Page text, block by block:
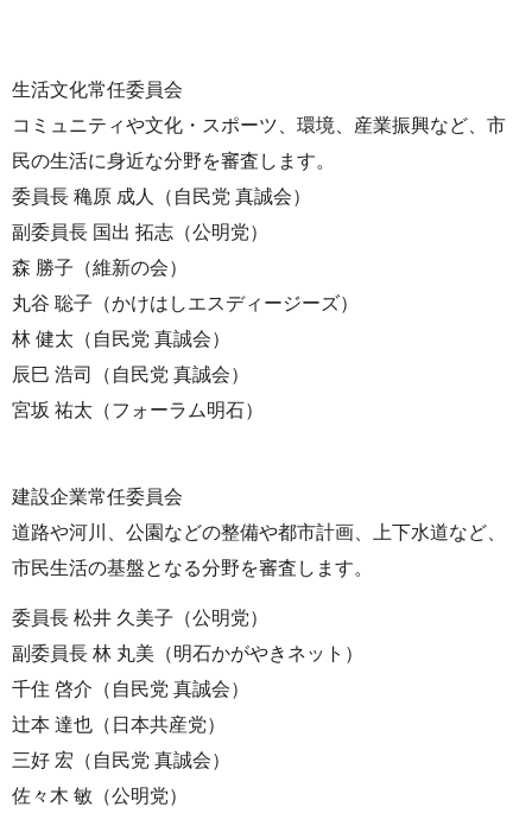
生活文化常任委員会
コミュニティや文化・スポーツ、環境、産業振興など、市
民の生活に身近な分野を審査します。
委員長 穐原 成人（自民党 真誠会）
副委員長 国出 拓志（公明党）
森 勝子（維新の会）
丸谷 聡子（かけはしエスディージーズ）
林 健太（自民党 真誠会）
辰巳 浩司（自民党 真誠会）
宮坂 祐太（フォーラム明石）
建設企業常任委員会
道路や河川、公園などの整備や都市計画、上下水道など、
市民生活の基盤となる分野を審査します。
委員長 松井 久美子（公明党）
副委員長 林 丸美（明石かがやきネット）
千住 啓介（自民党 真誠会）
辻本 達也（日本共産党）
三好 宏（自民党 真誠会）
佐々木 敏（公明党）